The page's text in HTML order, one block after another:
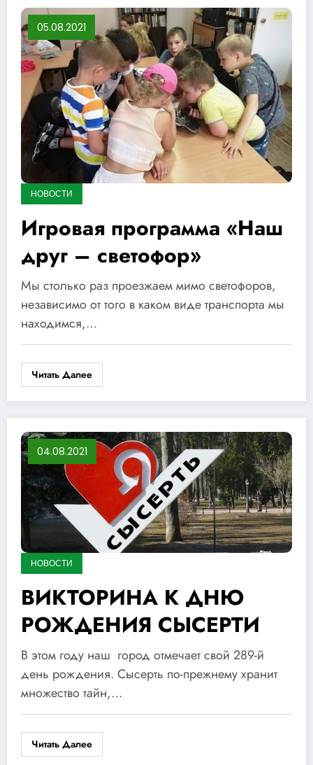
05.08.2021
НОВОСТИ
Игровая программа «Наш
друг – светофор»
Мы столько раз проезжаем мимо светофоров,
независимо от того в каком виде транспорта мы
находимся,…
Читать Далее
04.08.2021
НОВОСТИ
ВИКТОРИНА К ДНЮ
РОЖДЕНИЯ СЫСЕРТИ
В этом году наш город отмечает свой 289-й
день рождения. Сысерть по-прежнему хранит
множество тайн,…
Читать Далее